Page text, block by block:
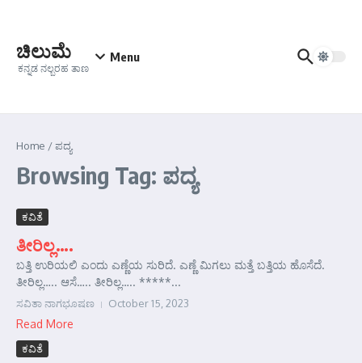
ಚಿಲುಮೆ
ಕನ್ನಡ ನಲ್ಬರಹ ತಾಣ
Menu
Home /ಪದ್ಯ
Browsing Tag: ಪದ್ಯ
ಕವಿತೆ
ತೀರಿಲ್ಲ….
ಬತ್ತಿ ಉರಿಯಲಿ ಎಂದು ಎಣ್ಣೆಯ ಸುರಿದೆ. ಎಣ್ಣೆ ಮಿಗಲು ಮತ್ತೆ ಬತ್ತಿಯ ಹೊಸೆದೆ.
ತೀರಿಲ್ಲ….. ಆಸೆ….. ತೀರಿಲ್ಲ….. *****...
ಸವಿತಾ ನಾಗಭೂಷಣ October 15, 2023
Read More
ಕವಿತೆ